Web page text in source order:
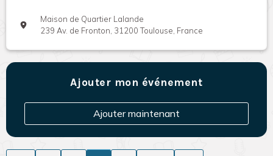
Maison de Quartier Lalande
239 Av. de Fronton, 31200 Toulouse, France
Ajouter mon événement
Ajouter maintenant